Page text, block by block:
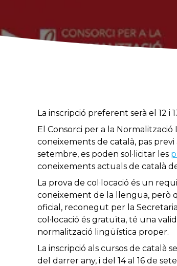
La inscripció preferent serà el 12 i
El Consorci per a la
coneixements de català, pas
setembre, es poden sol·licitar les
coneixements actuals de català
La prova de col·locació és un
coneixement de la llengua, però
oficial, reconegut per la
col·locació és gratuïta, té una
normalització lingüística proper.
La inscripció als cursos de català
del darrer any, i del 14 al 16 de